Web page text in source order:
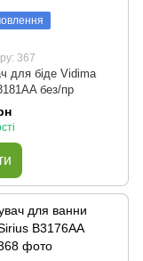
367
для біде Vidima
без/пр